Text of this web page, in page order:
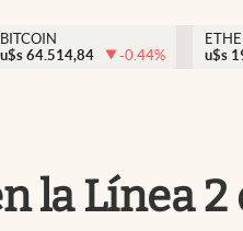
BITCOIN
u$s 64.514,84 -0.44%
u$s
la Línea